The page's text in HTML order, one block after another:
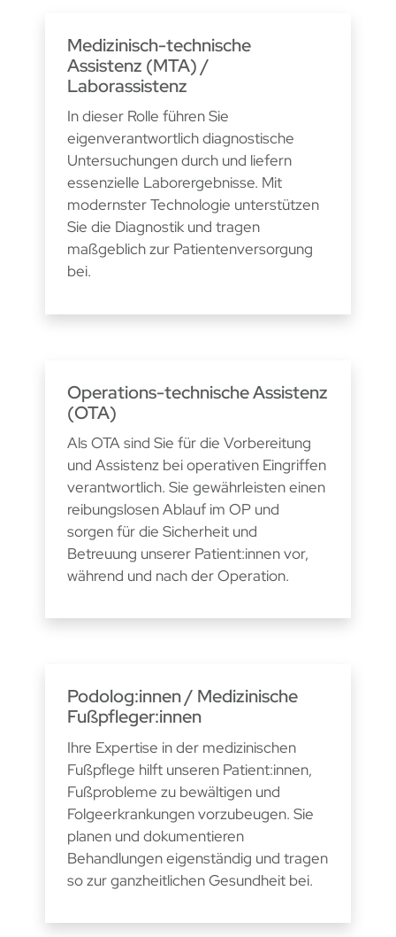
Medizinisch-technische
Assistenz (MTA) /
Laborassistenz
In dieser Rolle führen Sie
eigenverantwortlich diagnostische
Untersuchungen durch und liefern
essenzielle Laborergebnisse. Mit
modernster Technologie unterstützen
Sie die Diagnostik und tragen
maßgeblich zur Patientenversorgung
bei.
Operations-technische Assistenz
(OTA)
Als OTA sind Sie für die Vorbereitung
und Assistenz bei operativen Eingriffen
verantwortlich. Sie gewährleisten einen
reibungslosen Ablauf im OP und
sorgen für die Sicherheit und
Betreuung unserer Patient:innen vor,
während und nach der Operation.
Podolog:innen / Medizinische
Fußpfleger:innen
Ihre Expertise in der medizinischen
Fußpflege hilft unseren Patient:innen,
Fußprobleme zu bewältigen und
Folgeerkrankungen vorzubeugen. Sie
planen und dokumentieren
Behandlungen eigenständig und tragen
so zur ganzheitlichen Gesundheit bei.